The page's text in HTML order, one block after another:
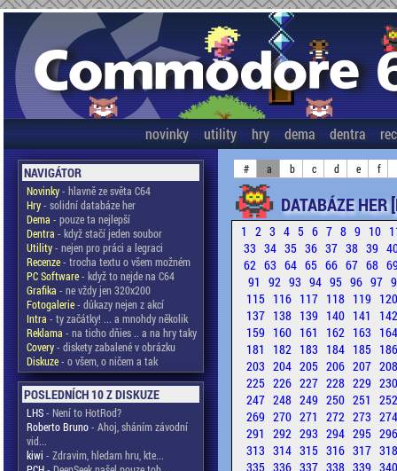
novinky utility hry dema dentra
NAVIGÁTOR
Novinky- hlavně ze světa C64
Hry- solidní databáze her
Dema - pouze ta nejlepší
Dentra - když stačí jeden soubor
Utility- nejen pro práci a legraci
Recenze- trocha textu o všem možném
PC Software- když to nejde na C64
Grafika - ne vždy jen 320x200
Fotogalerie- důkazy nejen z akcí
Intra - ty začátky! ... a mnohdy několik
Reklama - na ticho dňies .. a na hry taky
Covery- diskety zabalené v obrázku
Diskuze- o všem, o ničem a tak
POSLEDNÍCH 10 Z DISKUZE
LHS- Není to HotRod?
Roberto Bruno- Ahoj, sháním závodní
vid...
kiwi - Zdravim, hledam hru, kte...
# a b c d e f
DATABÁZE
1 2 3 4 5 6 7 8 9 10
33 34 35 36 37 38 39
62 63 64 65 66 67 68
91 92 93 94 95 96 97
115 116 117 118 119
137 138 139 140 141
159 160 161 162 163
181
182 183 184 185
203 204 205 206 207
225 226 227 228 229
247 248 249 250 251
269 270 271 272 273
291 292 293 294 295
313 314 315 316 317
335 336 337 338 339